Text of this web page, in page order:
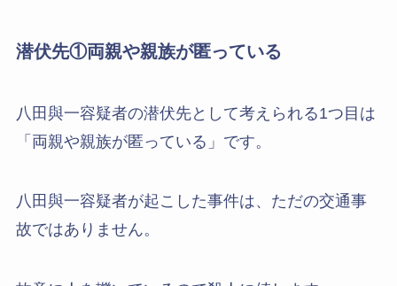
潜伏先①両親や親族が匿っている
八田與一容疑者の潜伏先として考えられる1つ目は
「両親や親族が匿っている」です。
八田與一容疑者が起こした事件は、ただの交通事
故ではありません。